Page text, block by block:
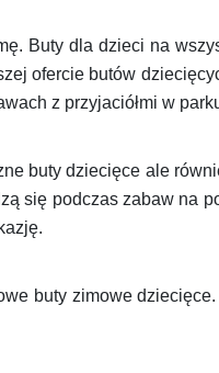
Buty dla dzieci na
ofercie butów
z przyjaciółmi w
buty dziecięce ale
się podczas zabaw na
buty zimowe